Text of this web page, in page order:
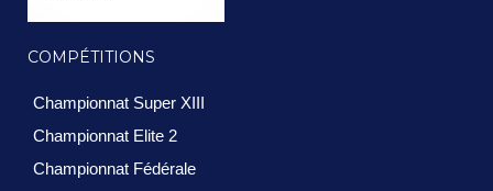
COMPÉTITIONS
Championnat Super XIII
Championnat Elite 2
Championnat Fédérale